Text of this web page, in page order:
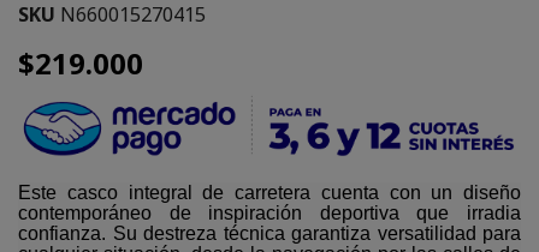
SKU N660015270415
$219.000
Este casco integral de carretera cuenta con un diseño
contemporáneo de inspiración deportiva que irradia
confianza. Su destreza técnica garantiza versatilidad para